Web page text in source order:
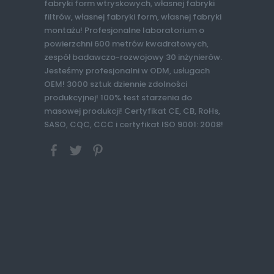
fabryki form wtryskowych, własnej fabryki
filtrów, własnej fabryki form, własnej fabryki
montażu! Profesjonalne laboratorium o
powierzchni 600 metrów kwadratowych,
zespół badawczo-rozwojowy 30 inżynierów.
Jesteśmy profesjonalni w ODM, usługach
OEM! 3000 sztuk dziennie zdolności
produkcyjnej! 100% test starzenia do
masowej produkcji! Certyfikat CE, CB, RoHs,
SASO, CQC, CCC i certyfikat ISO 9001: 2008!